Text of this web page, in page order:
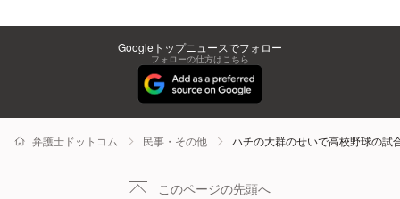
Googleトップニュースでフォロー
フォローの仕方はこちら
弁護士ドットコム 民事・その他 ハチの大群のせいで高校野球の試
このページの先頭へ